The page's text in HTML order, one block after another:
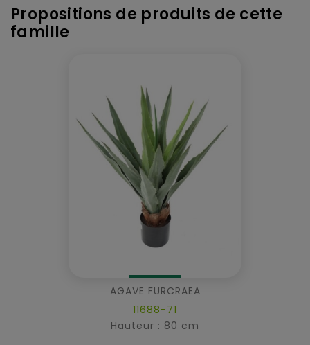
Propositions de produits de cette
famille
AGAVE FURCRAEA
11688-71
Hauteur : 80 cm